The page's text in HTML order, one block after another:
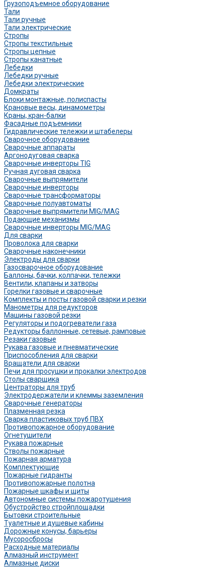
Грузоподъемное оборудование
Тали
Тали ручные
Тали электрические
Стропы
Стропы текстильные
Стропы цепные
Стропы канатные
Лебедки
Лебедки ручные
Лебедки электрические
Домкраты
Блоки монтажные, полиспасты
Крановые весы, динамометры
Краны, кран-балки
Фасадные подъемники
Гидравлические тележки и штабелеры
Сварочное оборудование
Сварочные аппараты
Аргонодуговая сварка
Сварочные инверторы TIG
Ручная дуговая сварка
Сварочные выпрямители
Сварочные инверторы
Сварочные трансформаторы
Сварочные полуавтоматы
Сварочные выпрямители MIG/MAG
Подающие механизмы
Сварочные инверторы MIG/MAG
Для сварки
Проволока для сварки
Сварочные наконечники
Электроды для сварки
Газосварочное оборудование
Баллоны, бачки, колпачки, тележки
Вентили, клапаны и затворы
Горелки газовые и сварочные
Комплекты и посты газовой сварки и резки
Манометры для редукторов
Машины газовой резки
Регуляторы и подогреватели газа
Редукторы баллонные, сетевые, рамповые
Резаки газовые
Рукава газовые и пневматические
Приспособления для сварки
Вращатели для сварки
Печи для просушки и прокалки электродов
Столы сварщика
Центраторы для труб
Электродержатели и клеммы заземления
Сварочные генераторы
Плазменная резка
Сварка пластиковых труб ПВХ
Противопожарное оборудование
Огнетушители
Рукава пожарные
Стволы пожарные
Пожарная арматура
Комплектующие
Пожарные гидранты
Противопожарные полотна
Пожарные шкафы и щиты
Автономные системы пожаротушения
Обустройство стройплощадки
Бытовки строительные
Туалетные и душевые кабины
Дорожные конусы, барьеры
Мусоросбросы
Расходные материалы
Алмазный инструмент
Алмазные диски